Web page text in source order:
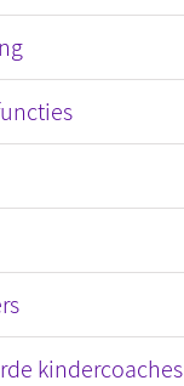
kindercoaches